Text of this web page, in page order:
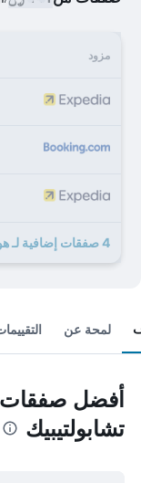
مزود
4 صفقات إضافية لـ هوستل هوسبيدارتي تشابولتيبيك
لمحة عن
أفضل صفقات
تشابولتيبيك